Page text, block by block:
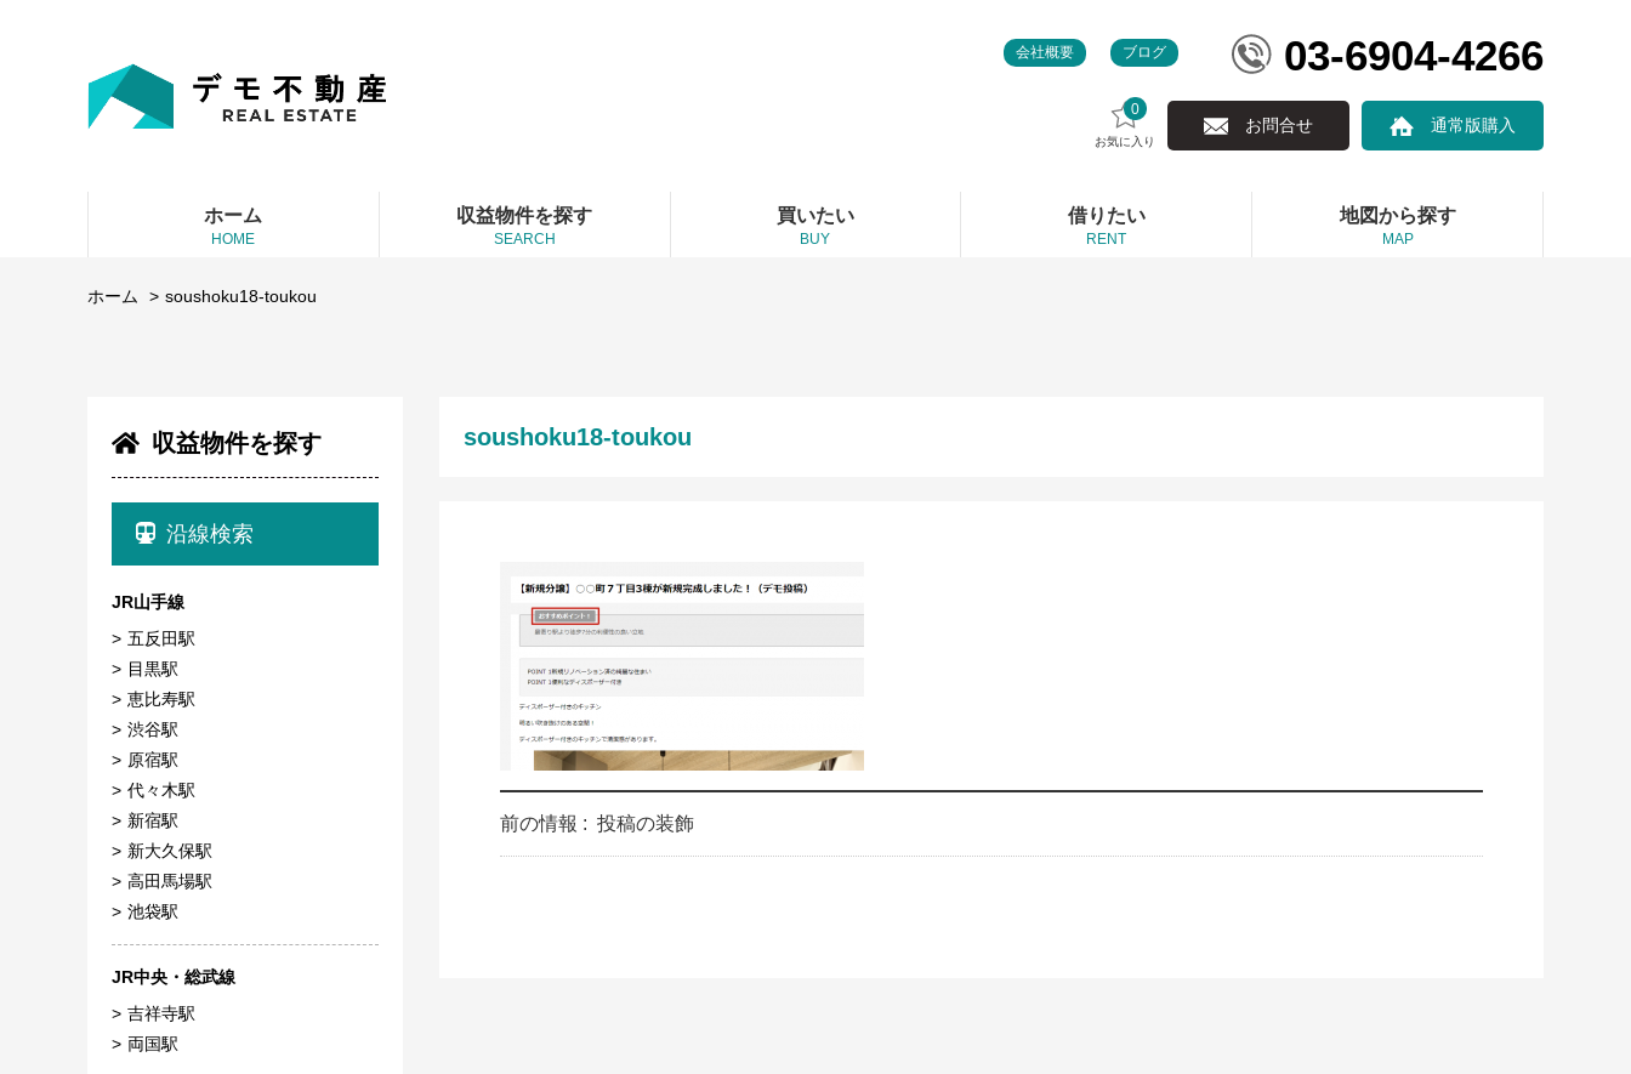
会社概要 ブログ 03-6904-4266
0
お気に入り
お問合せ 通常版購入
ホーム
HOME
収益物件を探す
SEARCH
買いたい
BUY
借りたい
RENT
地図から探す
MAP
ホーム soushoku18-toukou
収益物件を探す
沿線検索
JR山手線
五反田駅
目黒駅
恵比寿駅
渋谷駅
原宿駅
代々木駅
新宿駅
新大久保駅
高田馬場駅
池袋駅
JR中央・総武線
吉祥寺駅
両国駅
soushoku18-toukou
前の情報 : 投稿の装飾